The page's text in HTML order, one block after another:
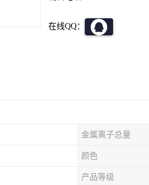
在线QQ：
金属离子总量
颜色
产品等级